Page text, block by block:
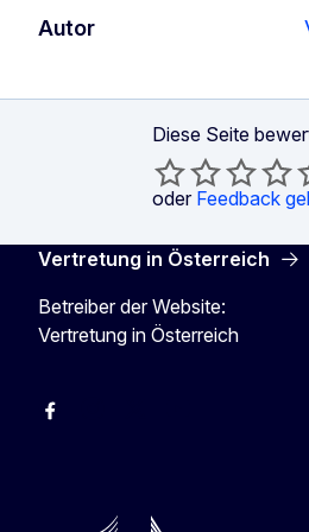
Autor
Diese Seite
oder Feedback
Vertretung in Österreich
Betreiber der Website:
Vertretung in Österreich
Facebook